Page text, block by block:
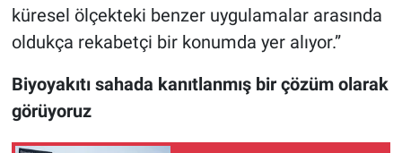
küresel ölçekteki benzer uygulamalar arasında
oldukça rekabetçi bir konumda yer alıyor.”
Biyoyakıtı sahada kanıtlanmış bir çözüm olarak
görüyoruz